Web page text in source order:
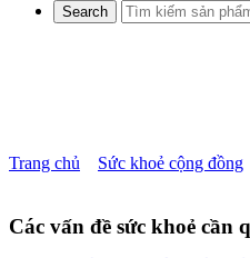
Trang chủ Sức khoẻ cộng đồng
Các vấn đề sức khoẻ cần